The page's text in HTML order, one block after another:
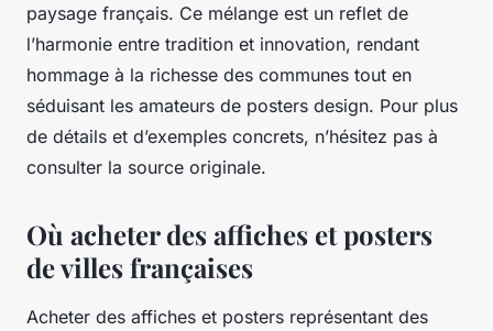
paysage français. Ce mélange est un reflet de
l’harmonie entre tradition et innovation, rendant
hommage à la richesse des communes tout en
séduisant les amateurs de posters design. Pour plus
de détails et d’exemples concrets, n’hésitez pas à
consulter la source originale.
Où acheter des affiches et posters
de villes françaises
Acheter des affiches et posters représentant des